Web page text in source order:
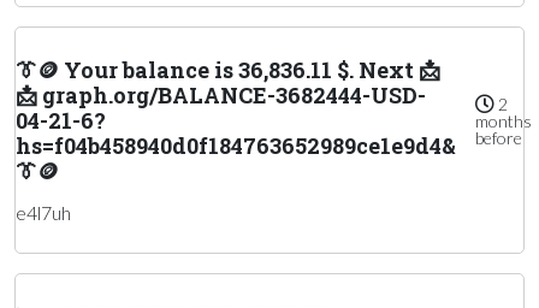
👔🪙 Your balance is 36,836.11 $. Next 📩
📩 graph.org/BALANCE-3682444-USD-
04-21-6?
hs=f04b458940d0f184763652989ce1e9d4&
👔🪙
2
months
before
e4l7uh